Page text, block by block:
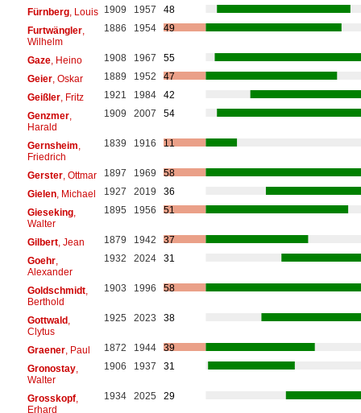
Fürnberg, Louis 1909 1957
48
Furtwängler,
Wilhelm
1886 1954 49
Gaze, Heino 1908 1967
55
Geier, Oskar 1889 1952
47
Geißler, Fritz 1921 1984
42
Genzmer,
Harald
1909 2007 54
Gernsheim
Friedrich
1839 1916 11
Gerster, Ottmar 1897 1969
58
Gielen, Michael 1927 2019
36
Gieseking,
Walter
1895 1956 51
Gilbert, Jean 1879 1942
37
Goehr,
Alexander
1932 2024 31
Goldschmidt,
Berthold
1903 1996 58
Gottwald,
Clytus
1925 2023 38
Graener, Paul 1872 1944
39
Gronostay,
Walter
1906 1937 31
Grosskopf,
Erhard
1934 2025 29